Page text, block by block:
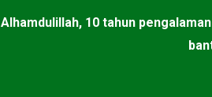
Alhamdulillah, 10 tahun